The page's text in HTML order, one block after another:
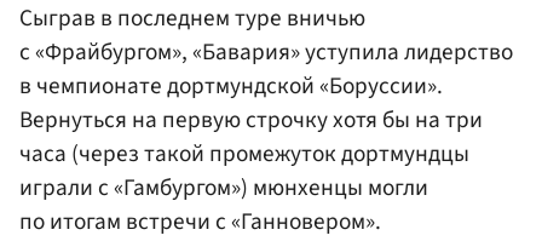
Сыграв в последнем туре вничью
с «Фрайбургом», «Бавария» уступила лидерство
в чемпионате дортмундской «Боруссии».
Вернуться на первую строчку хотя бы на три
часа (через такой промежуток дортмундцы
играли с «Гамбургом») мюнхенцы могли
по итогам встречи с «Ганновером».